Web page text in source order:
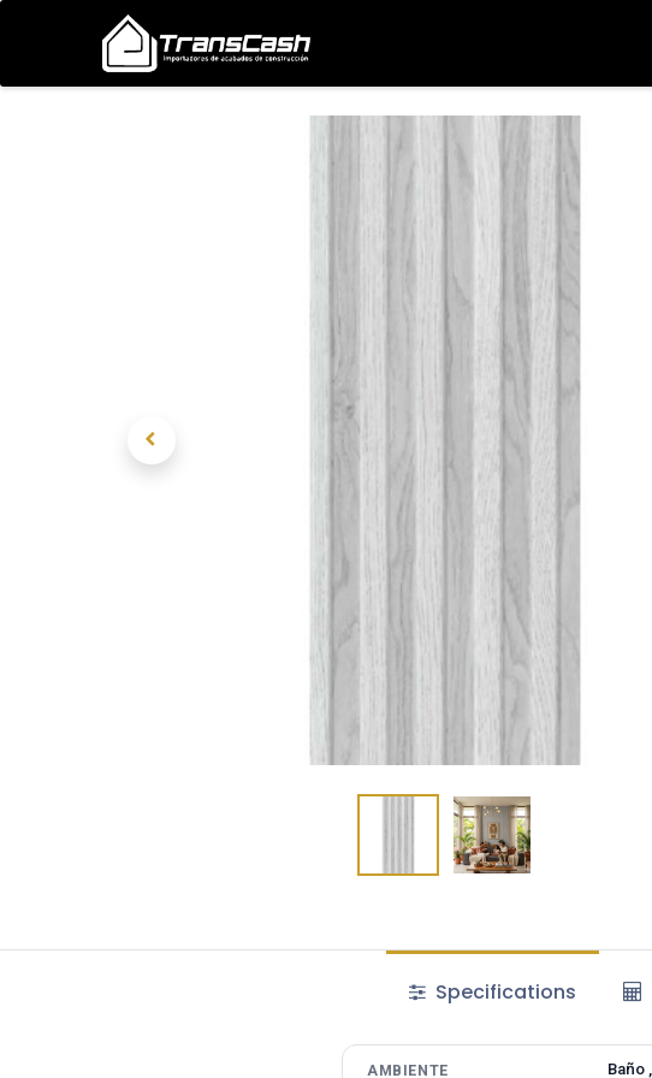
Specifications
AMBIENTE Baño